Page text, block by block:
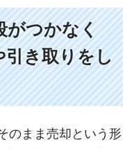
がつかなく
引き取りをし
のまま売却という形